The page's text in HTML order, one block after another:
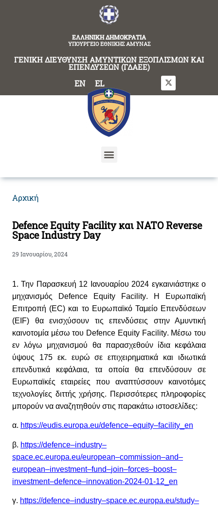
ΕΛΛΗΝΙΚΗ ΔΗΜΟΚΡΑΤΙΑ
ΥΠΟΥΡΓΕΙΟ ΕΘΝΙΚΗΣ ΑΜΥΝΑΣ
ΓΕΝΙΚΗ ΔΙΕΥΘΥΝΣΗ ΑΜΥΝΤΙΚΩΝ ΕΞΟΠΛΙΣΜΩΝ ΚΑΙ
ΕΠΕΝΔΥΣΕΩΝ (ΓΔΑΕΕ)
EN EL
Αρχική
Defence Equity Facility και NATO Reverse
Space Industry Day
29 Ιανουαρίου, 2024
1. Την Παρασκευή 12 Ιανουαρίου 2024 εγκαινιάστηκε ο
μηχανισμός
Defence Equity Facility. Η Ευρωπαϊκή
Επιτροπή (EC) και το Ευρωπαϊκό Ταμείο Επενδύσεων
(EIF) θα ενισχύσουν τις επενδύσεις στην Αμυντική
καινοτομία μέσω του Defence Equity Facility. Μέσω του
εν λόγω μηχανισμού θα παρασχεθούν ίδια κεφάλαια
ύψους 175 εκ. ευρώ σε επιχειρηματικά και ιδιωτικά
επενδυτικά κεφάλαια, τα οποία θα επενδύσουν σε
Ευρωπαϊκές εταιρείες που αναπτύσσουν καινοτόμες
τεχνολογίες διττής χρήσης. Περισσότερες πληροφορίες
μπορούν να αναζητηθούν στις παρακάτω ιστοσελίδες:
α. https://eudis.europa.eu/defence–equity–facility en
β. https://defence–industry–
space.ec.europa.eu/european–commission–and–
european–investment–fund–join–forces–boost–
investment–defence–innovation-2024-01-12_ en
γ. https://defence–industry–space.ec.europa.eu/study–